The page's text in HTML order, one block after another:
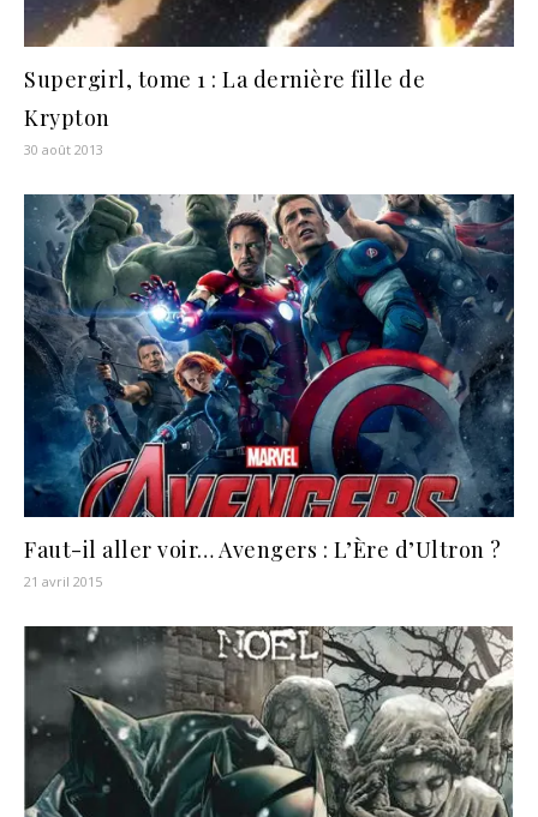
Supergirl, tome 1 : La dernière fille de
Krypton
30 août 2013
Faut-il aller voir… Avengers : L’Ère d’Ultron ?
21 avril 2015